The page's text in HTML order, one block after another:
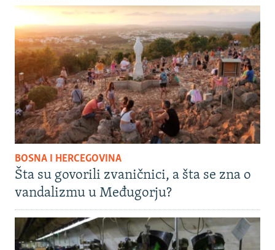
BOSNA I HERCEGOVINA
Šta su govorili zvaničnici, a šta se zna o
vandalizmu u Međugorju?